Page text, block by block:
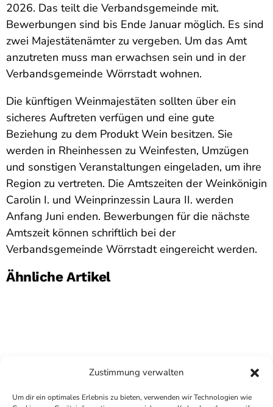
Zustimmung verwalten
Um dir ein optimales Erlebnis zu bieten, verwenden wir Technologien wie
2026. Das teilt die Verbandsgemeinde mit.
Bewerbungen sind bis Ende Januar möglich. Es sind
zwei Majestätenämter zu vergeben. Um das Amt
anzutreten muss man erwachsen sein und in der
Verbandsgemeinde Wörrstadt wohnen.
Die künftigen Weinmajestäten sollten über ein
sicheres Auftreten verfügen und eine gute
Beziehung zu dem Produkt Wein besitzen. Sie
werden in Rheinhessen zu Weinfesten, Umzügen
und sonstigen Veranstaltungen eingeladen, um ihre
Region zu vertreten. Die Amtszeiten der Weinkönigin
Carolin I. und Weinprinzessin Laura II. werden
Anfang Juni enden. Bewerbungen für die nächste
Amtszeit können schriftlich bei der
Verbandsgemeinde Wörrstadt eingereicht werden.
Ähnliche Artikel